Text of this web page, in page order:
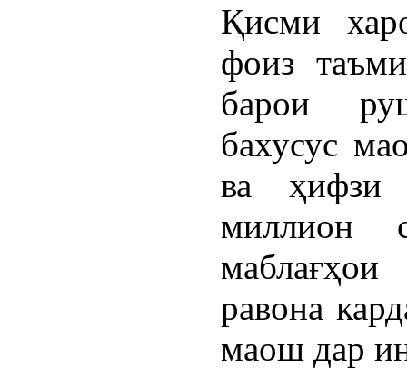
Қисми
фоиз
барои
бахусус
ва ҳифзи
миллион
равона
маош дар